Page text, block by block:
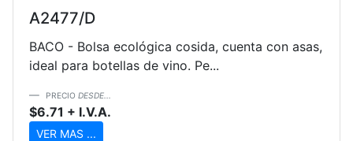
A2477/D
BACO - Bolsa ecológica cosida, cuenta con asas,
ideal para botellas de vino. Pe...
PRECIO DESDE...
$6.71 + I.V.A.
VER MAS ...